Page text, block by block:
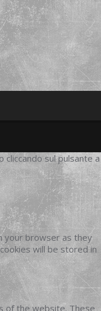
cliccando sul pulsante a
your browser as they
will be stored in
of the website. These